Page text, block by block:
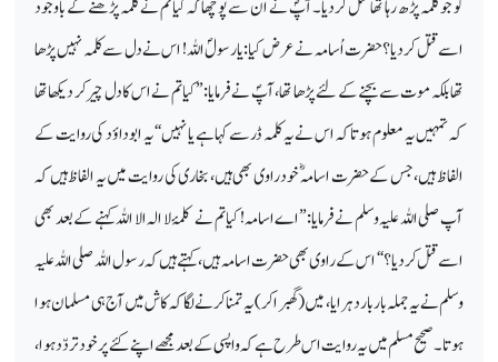
کو جو کلمہ پڑھ رہا تھا قتل کردیا۔ آپؐ نے ان سے پوچھا کہ کیا تم نے کلمہ پڑھنے کے باوجود
اسے قتل کردیا؟ حضرت اُسامہ نے عرض کیا: یارسولؐ اللہ! اس نے دل سے کلمہ نہیں پڑھا
تھا بلکہ موت سے بچنے کے لئے پڑھا تھا، آپؐ نے فرمایا: ’’کیا تم نے اس کا دل چیر کر دیکھا تھا
کہ تمہیں یہ معلوم ہوتا کہ اس نے یہ کلمہ ڈر سے کہا ہے یا نہیں‘‘ یہ ابوداؤد کی روایت کے
الفاظ ہیں، جس کے حضرت اسامہؓ خود راوی بھی ہیں، بخاری کی روایت میں یہ الفاظ ہیں کہ
آپ صلی اللہ علیہ وسلم نے فرمایا: ’’اے اسامہ! کیا تم نے کلمۂ لا الہ الا اللہ کہنے کے بعد بھی
اسے قتل کردیا؟‘‘ اس کے راوی بھی حضرت اسامہ ہیں، کہتے ہیں کہ رسول اللہ صلی اللہ علیہ
وسلم نے یہ جملہ بار بار دہرایا، میں (گھبرا کر) یہ تمنا کرنے لگا کہ کاش میں آج ہی مسلمان ہوا
ہوتا۔ صحیح مسلم میں یہ روایت اس طرح ہے کہ واپسی کے بعد مجھے اپنے کئے پر خود تردّد ہوا،